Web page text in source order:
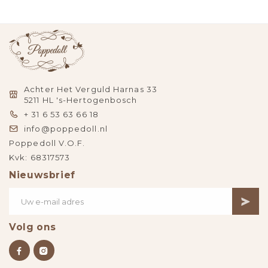
Achter Het Verguld Harnas 33
5211 HL 's-Hertogenbosch
+ 31 6 53 63 66 18
info@poppedoll.nl
Poppedoll V.O.F.
Kvk: 68317573
Nieuwsbrief
Volg ons